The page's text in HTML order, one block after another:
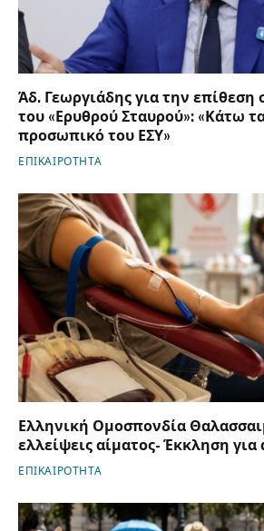
Άδ. Γεωργιάδης για την επίθεση
του «Ερυθρού Σταυρού»: «Κάτω
προσωπικό του ΕΣΥ»
ΕΠΙΚΑΙΡΟΤΗΤΑ
Ελληνική Ομοσπονδία
ελλείψεις αίματος- Έκκληση
ΕΠΙΚΑΙΡΟΤΗΤΑ